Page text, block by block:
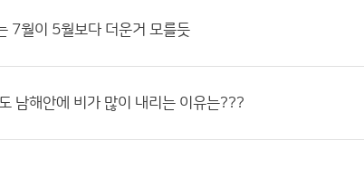
7월이 5월보다 더운거 모를듯
남해안에 비가 많이 내리는 이유는???